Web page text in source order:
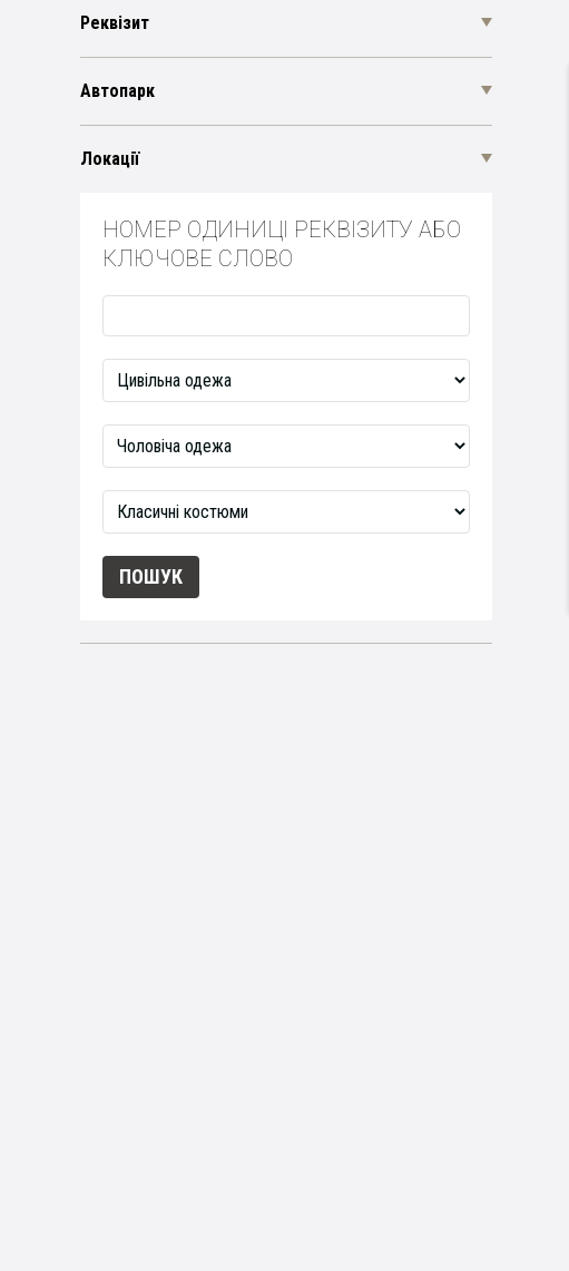
Реквізит
Автопарк
Локації
НОМЕР ОДИНИЦІ РЕКВІЗИТУ АБО
КЛЮЧОВЕ СЛОВО